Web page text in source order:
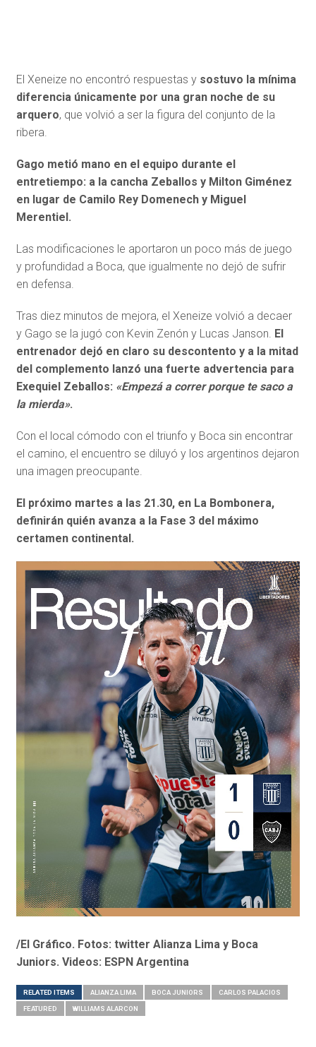
El Xeneize no encontró respuestas ysostuvo la mínima
diferencia únicamente por una gran noche de su
arquero, que volvió a ser la figura del conjunto de la
ribera.
Gago metió mano en el equipo durante el
entretiempo: a la cancha Zeballos y Milton Giménez
en lugar de Camilo Rey Domenech y Miguel
Merentiel.
Las modificaciones le aportaron un poco más de juego
y profundidad a Boca, que igualmente no dejó de sufrir
en defensa.
Tras diez minutos de mejora, el Xeneize volvió a decaer
y Gago se la jugó con Kevin Zenón y Lucas Janson. El
entrenador dejó en claro su descontento y a la mitad
del complemento lanzó una fuerte advertencia para
Exequiel Zeballos: «Empezá a correr porque te saco a
la mierda».
Con el local cómodo con el triunfo y Boca sin encontrar
el camino, el encuentro se diluyó y los argentinos dejaron
una imagen preocupante.
El próximo martes a las 21.30, en La Bombonera,
definirán quién avanza a la Fase 3 del máximo
certamen continental.
/El Gráfico. Fotos: twitter Alianza Lima y Boca
Juniors. Videos: ESPN Argentina
RELATED ITEMS ALIANZA LIMA BOCA JUNIORS CARLOS PALACIOS
FEATURED WILLIAMS ALARCON